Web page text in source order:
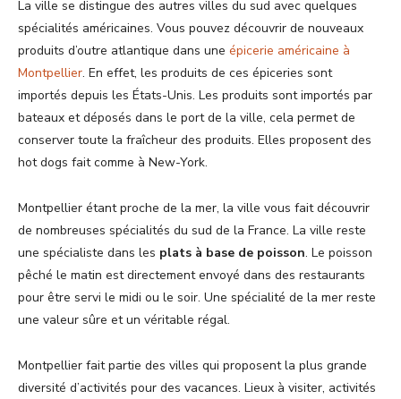
La ville se distingue des autres villes du sud avec quelques
spécialités américaines. Vous pouvez découvrir de nouveaux
produits d’outre atlantique dans une épicerie américaine à
Montpellier. En effet, les produits de ces épiceries sont
importés depuis les États-Unis. Les produits sont importés par
bateaux et déposés dans le port de la ville, cela permet de
conserver toute la fraîcheur des produits. Elles proposent des
hot dogs fait comme à New-York.
Montpellier étant proche de la mer, la ville vous fait découvrir
de nombreuses spécialités du sud de la France. La ville reste
une spécialiste dans les plats à base de poisson. Le poisson
pêché le matin est directement envoyé dans des restaurants
pour être servi le midi ou le soir. Une spécialité de la mer reste
une valeur sûre et un véritable régal.
Montpellier fait partie des villes qui proposent la plus grande
diversité d’activités pour des vacances. Lieux à visiter, activités